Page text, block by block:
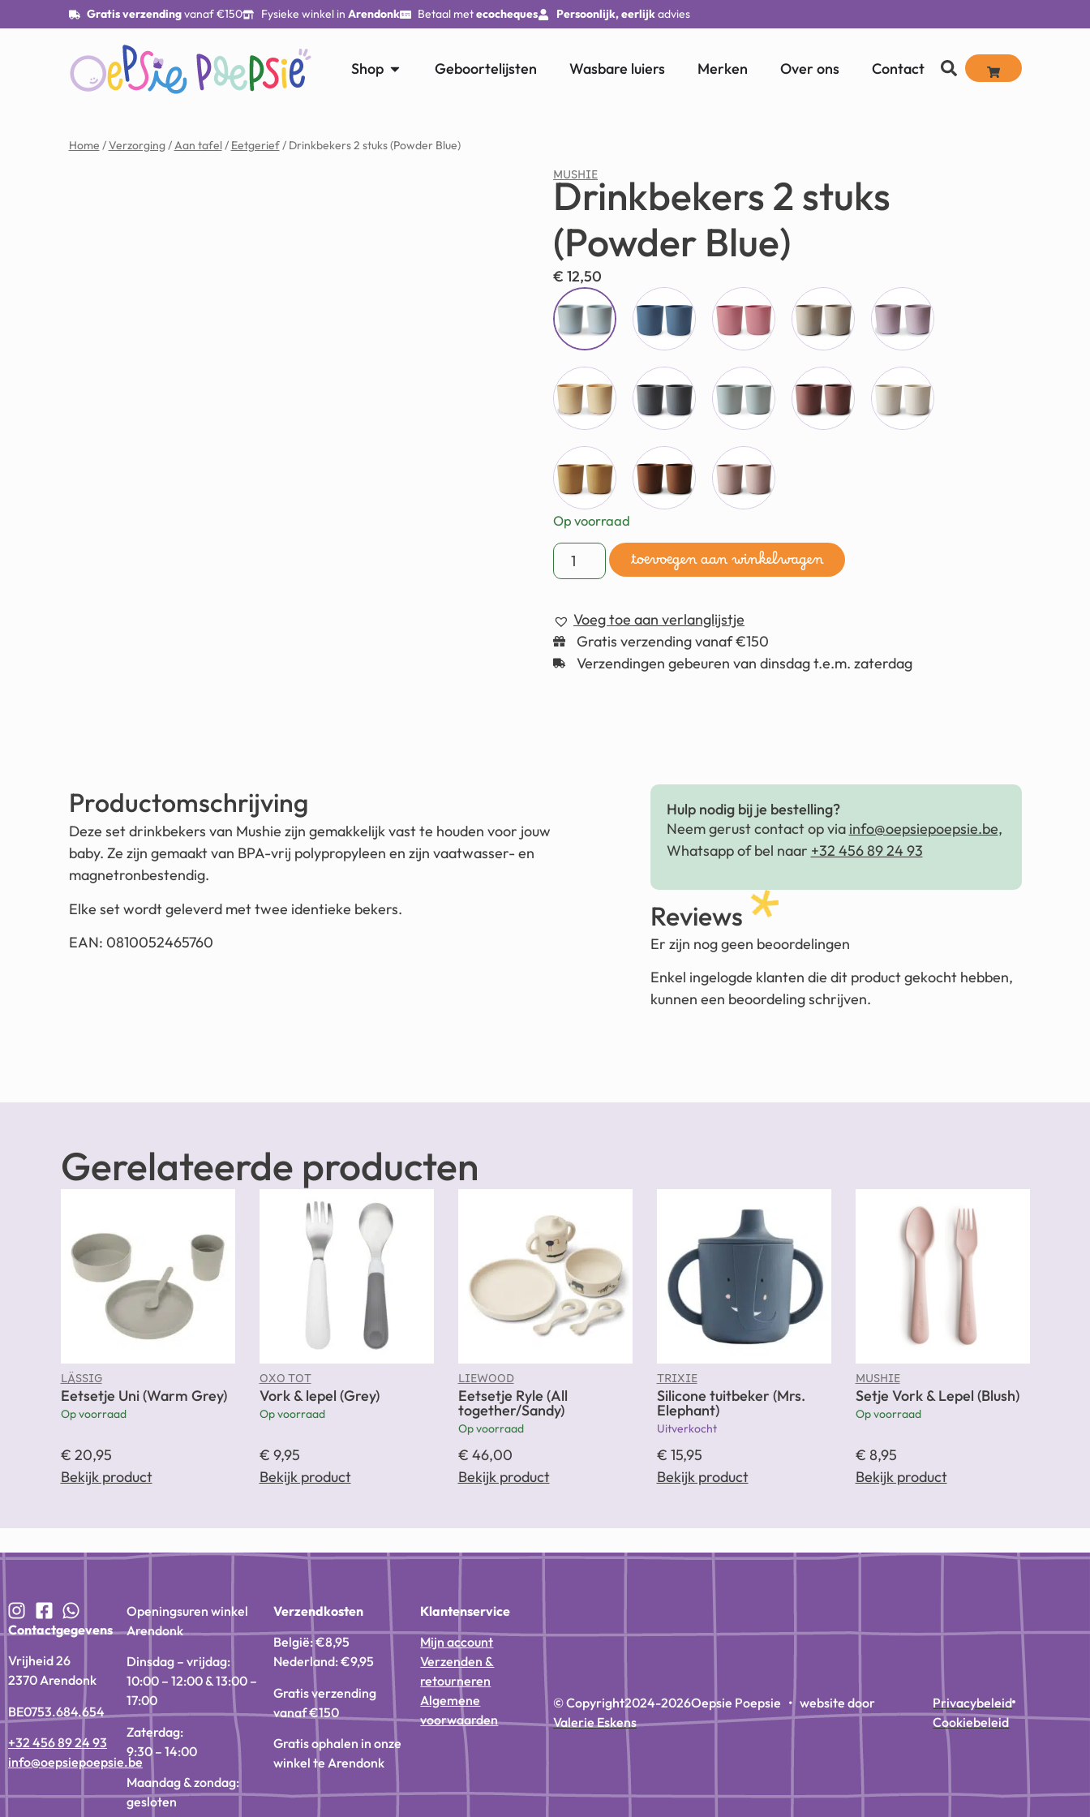
Gratis verzendingvanaf €150 Fysieke winkel in Arendonk Betaal metecocheques Persoonlijk, eerlijkadvies
Shop Geboortelijsten Wasbare luiers Merken Over ons Contact
Home /Verzorging/Aan tafel/ Eetgerief/ Drinkbekers 2 stuks (Powder Blue)
MUSHIE
Drinkbekers 2 stuks
(Powder Blue)
€ 12,50
Op voorraad
toevoegen aan winkelwagen
Voeg toe aan verlanglijstje
Gratis verzending vanaf €150
Verzendingen gebeuren van dinsdag t.e.m. zaterdag
Productomschrijving
Deze set drinkbekers van Mushie zijn gemakkelijk vast te houden voor jouw
baby. Ze zijn gemaakt van BPA-vrij polypropyleen en zijn vaatwasser- en
magnetronbestendig.
Elke set wordt geleverd met twee identieke bekers.
EAN: 0810052465760
Hulp nodig bij je bestelling?
Neem gerust contact op via info@oepsiepoepsie.be,
Whatsapp of bel naar +32 456 89 24 93
Reviews
Er zijn nog geen beoordelingen
Enkel ingelogde klanten die dit product gekocht hebben,
kunnen een beoordeling schrijven.
Gerelateerde producten
LÄSSIG
Eetsetje Uni (Warm Grey)
Op voorraad
€ 20,95
Bekijk product
OXO TOT
Vork & lepel (Grey)
Op voorraad
€ 9,95
Bekijk product
LIEWOOD
Eetsetje Ryle (All
together/Sandy)
Op voorraad
€ 46,00
Bekijk product
TRIXIE
Silicone tuitbeker (Mrs.
Elephant)
Uitverkocht
€ 15,95
Bekijk product
MUSHIE
Setje Vork & Lepel (Blush)
Op voorraad
€ 8,95
Bekijk product
Contactgegevens
Vrijheid 26
2370 Arendonk
BE0753.684.654
+32 456 89 24 93
info@oepsiepoepsie.be
Openingsuren winkel
Arendonk
Dinsdag – vrijdag:
10:00 – 12:00 & 13:00 –
17:00
Zaterdag:
9:30 – 14:00
Maandag & zondag:
gesloten
Verzendkosten
België: €8,95
Nederland: €9,95
Gratis verzending
vanaf €150
Gratis ophalen in onze
winkel te Arendonk
Klantenservice
Mijn account
Verzenden &
retourneren
Algemene
voorwaarden
© Copyright2024-2026Oepsie Poepsie • website door
Valerie Eskens
Privacybeleid
Cookiebeleid